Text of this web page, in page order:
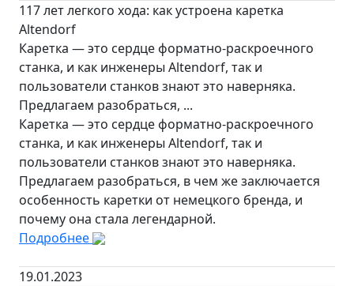
117 лет легкого хода: как устроена каретка
Altendorf
Каретка — это сердце форматно-раскроечного
станка, и как инженеры Altendorf, так и
пользователи станков знают это наверняка.
Предлагаем разобраться, ...
Каретка — это сердце форматно-раскроечного
станка, и как инженеры Altendorf, так и
пользователи станков знают это наверняка.
Предлагаем разобраться, в чем же заключается
особенность каретки от немецкого бренда, и
почему она стала легендарной.
Подробнее
19.01.2023